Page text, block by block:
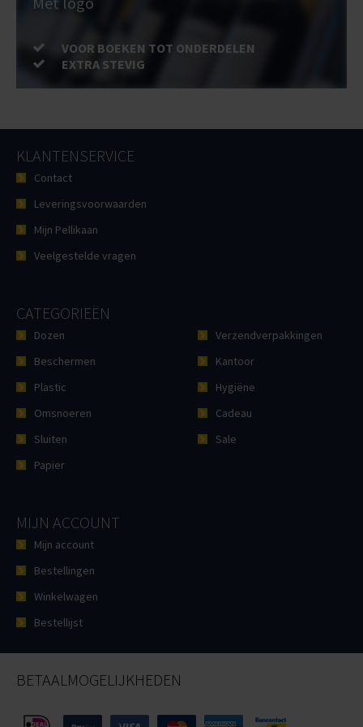
VOOR BOEKEN TOT ONDERDELEN
EXTRA STEVIG
KLANTENSERVICE
Contact
Leveringsvoorwaarden
Mijn Pellikaan
Veelgestelde vragen
CATEGORIEËN
Dozen
Beschermen
Plastic
Omsnoeren
Sluiten
Papier
Verzendverpakkingen
Kantoor
Hygiëne
Cadeau
Sale
MIJN ACCOUNT
Mijn account
Bestellingen
Winkelwagen
Bestellijst
BETAALMOGELIJKHEDEN